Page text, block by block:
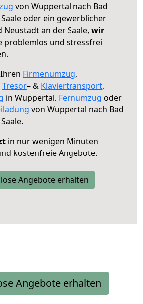
von Wuppertal nach Bad
oder ein gewerblicher
Neustadt an der Saale, wir
problemlos und stressfrei
Firmenumzug,
Tresor– & Klaviertransport,
in Wuppertal, Fernumzug oder
von Wuppertal nach Bad
in nur wenigen Minuten
kostenfreie Angebote.
Angebote erhalten
Angebote erhalten